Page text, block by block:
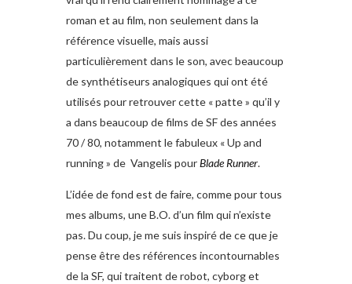
roman et au film, non seulement dans la
référence visuelle, mais aussi
particulièrement dans le son, avec beaucoup
de synthétiseurs analogiques qui ont été
utilisés pour retrouver cette « patte » qu’il y
a dans beaucoup de films de SF des années
70 / 80, notamment le fabuleux « Up and
running » de Vangelis pourBlade Runner.
L’idée de fond est de faire, comme pour tous
mes albums, une B.O. d’un film qui n’existe
pas. Du coup, je me suis inspiré de ce que je
pense être des références incontournables
de la SF, qui traitent de robot, cyborg et